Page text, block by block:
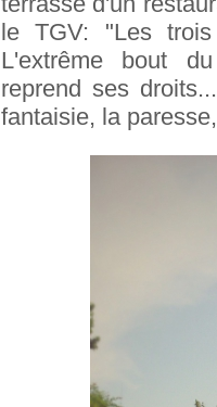
le TGV: "Les
L'extrême bout
reprend ses
fantaisie, la